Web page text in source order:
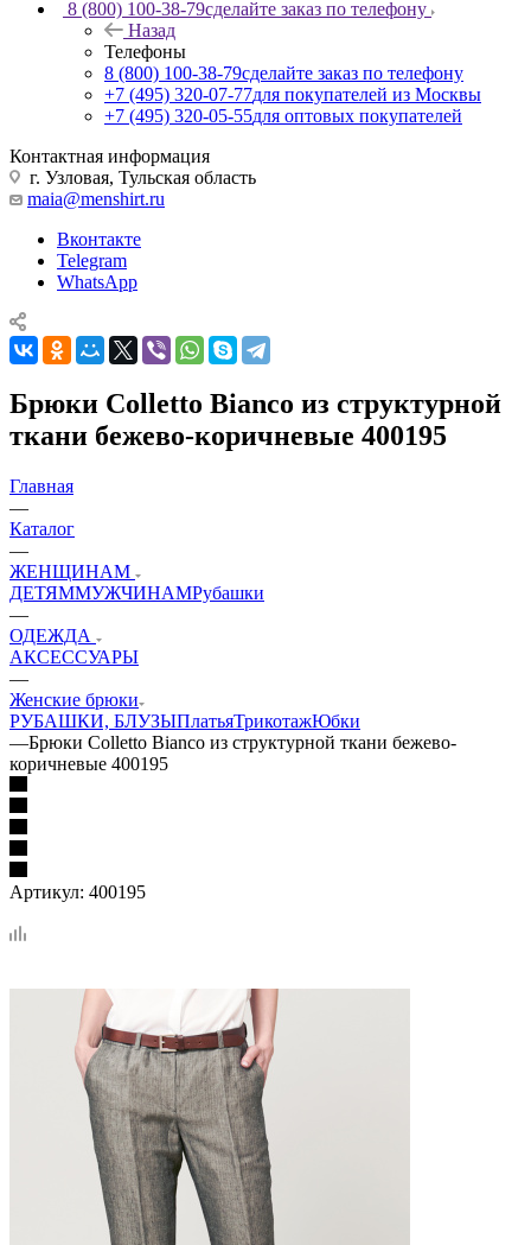
8 (800) 100-38-79сделайте заказ по телефону
Назад
Телефоны
8 (800) 100-38-79сделайте заказ по телефону
+7 (495) 320-07-77для покупателей из Москвы
+7 (495) 320-05-55для оптовых покупателей
Контактная информация
г. Узловая, Тульская область
maia@menshirt.ru
Вконтакте
Telegram
WhatsApp
Брюки Colletto Bianco из структурной
ткани бежево-коричневые 400195
Главная
—
Каталог
—
ЖЕНЩИНАМ
ДЕТЯММУЖЧИНАМРубашки
—
ОДЕЖДА
АКСЕССУАРЫ
—
Женские брюки
РУБАШКИ, БЛУЗЫПлатьяТрикотажЮбки
—Брюки Colletto Bianco из структурной ткани бежево-
коричневые 400195
Артикул: 400195